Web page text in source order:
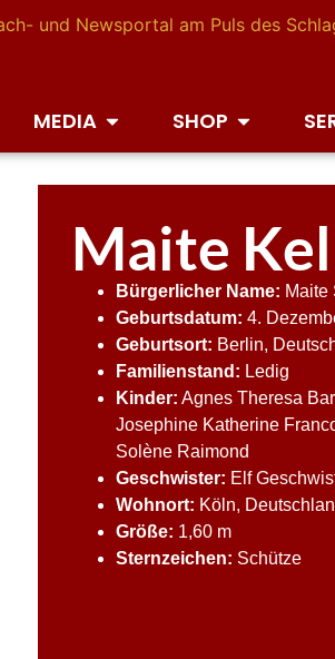
MEDIA SHOP
Maite
Bürgerlicher Name: Maite
Geburtsdatum: 4.
Geburtsort: Berlin,
Familienstand: Ledig
Kinder: Agnes Theresa
Josephine Katherine
Solène Raimond
Geschwister: Elf
Wohnort: Köln,
Größe: 1,60 m
Sternzeichen: Schütze